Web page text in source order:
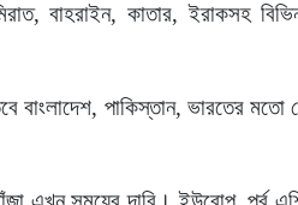
বাহরাইন, কাতার, ইরাকসহ
তবে বাংলাদেশ, পাকিস্তান, ভারতের